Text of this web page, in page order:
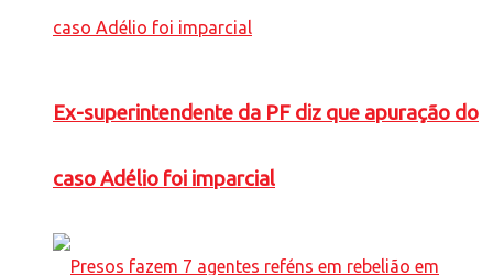
Ex-superintendente da PF diz que apuração do
caso Adélio foi imparcial